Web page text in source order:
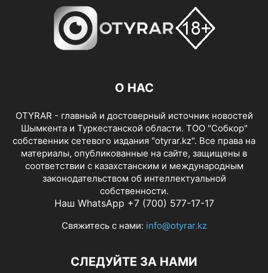
О НАС
OTYRAR - главный и достоверный источник новостей
Шымкента и Туркестанской области. ТОО "Собкор"
собственник сетевого издания "otyrar.kz". Все права на
материалы, опубликованные на сайте, защищены в
соответствии с казахстанским и международным
законодательством об интеллектуальной
собственности.
Наш WhatsApp +7 (700) 577-17-17
Свяжитесь с нами: info@otyrar.kz
СЛЕДУЙТЕ ЗА НАМИ